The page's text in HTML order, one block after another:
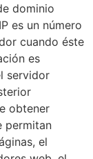
dominio
es un número
cuando éste
es
servidor
obtener
permitan
el